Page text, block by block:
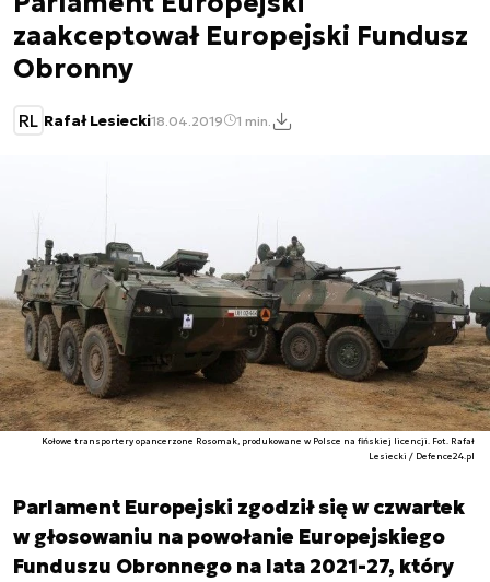
zaakceptował Europejski Fundusz
Obronny
RL Rafał Lesiecki18.04.2019 1 min.
Kołowe transportery opancerzone Rosomak, produkowane w Polsce na fińskiej licencji. Fot. Rafał
Lesiecki / Defence24.pl
Parlament Europejski zgodził się w czwartek
w głosowaniu na powołanie Europejskiego
Funduszu Obronnego na lata 2021-27, który